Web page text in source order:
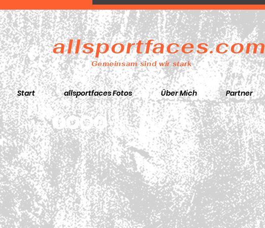
Minuten bereits mit 31
Punkten
allsportfaces.com
Gemeinsam sind wir stark
Start allsportfaces Fotos Über Mich Partner